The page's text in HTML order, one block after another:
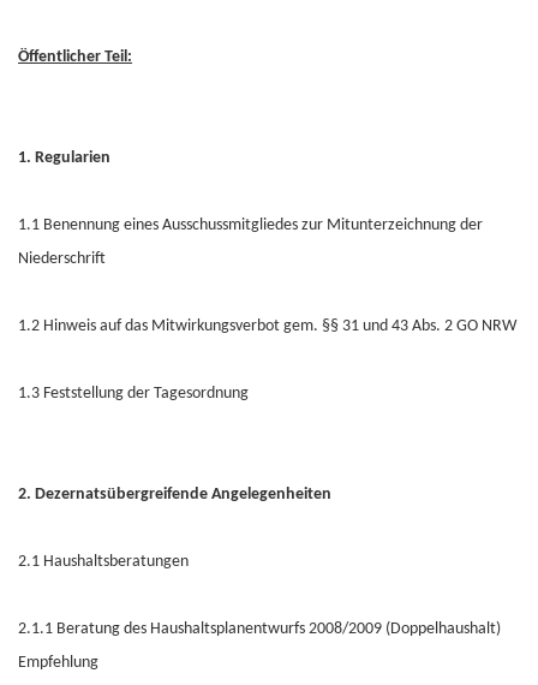
Öffentlicher Teil:
1. Regularien
1.1 Benennung eines Ausschussmitgliedes zur Mitunterzeichnung der
Niederschrift
1.2 Hinweis auf das Mitwirkungsverbot gem. §§ 31 und 43 Abs. 2 GO NRW
1.3 Feststellung der Tagesordnung
2. Dezernatsübergreifende Angelegenheiten
2.1 Haushaltsberatungen
2.1.1 Beratung des Haushaltsplanentwurfs 2008/2009 (Doppelhaushalt)
Empfehlung